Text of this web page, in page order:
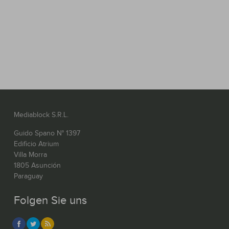
Mediablock S.R.L.
Guido Spano N° 1397
Edificio Atrium
Villa Morra
1805 Asunción
Paraguay
Folgen Sie uns